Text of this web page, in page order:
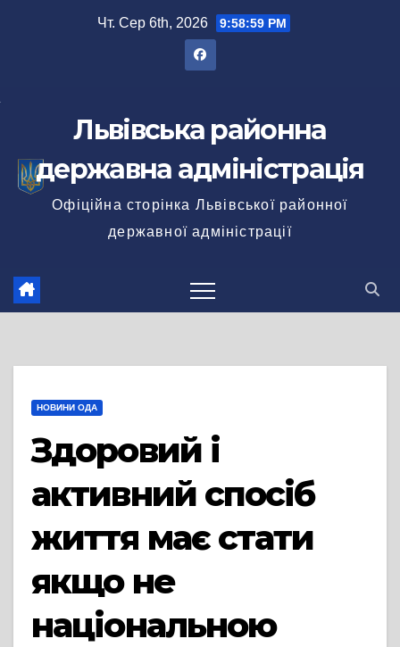
Чт. Сер 6th, 2026 9:58:59 PM
Львівська районна
державна адміністрація
Офіційна сторінка Львівської районної
державної адміністрації
НОВИНИ ОДА
Здоровий і
активний спосіб
життя має стати
якщо не
національною